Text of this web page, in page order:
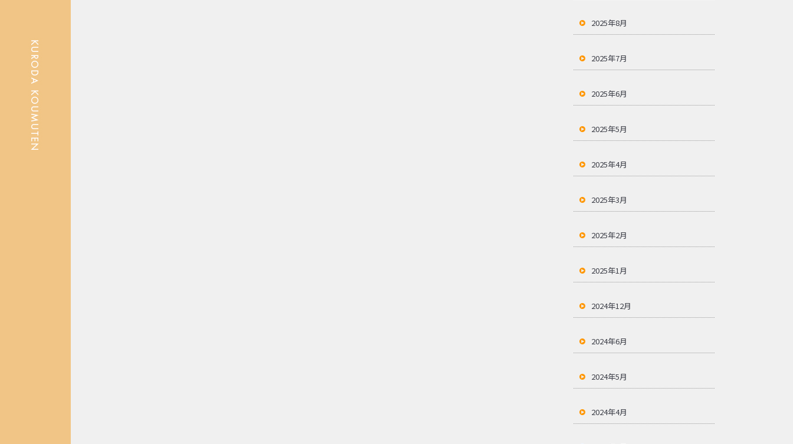
2025年8月
2025年7月
2025年6月
2025年5月
2025年4月
2025年3月
2025年2月
2025年1月
2024年12月
2024年6月
2024年5月
2024年4月